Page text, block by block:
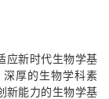
应新时代生物学基
厚的生物学科素
新能力的生物学基